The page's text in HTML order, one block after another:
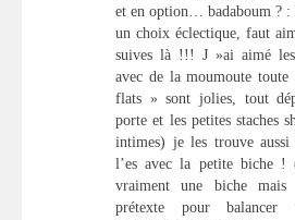
et en option… badaboum ? :
un choix éclectique, faut
suives là !!! J »ai aimé
avec de la moumoute
flats » sont jolies, tout
porte et les petites staches
intimes) je les trouve aussi
l’es avec la petite biche !
vraiment une biche
prétexte pour